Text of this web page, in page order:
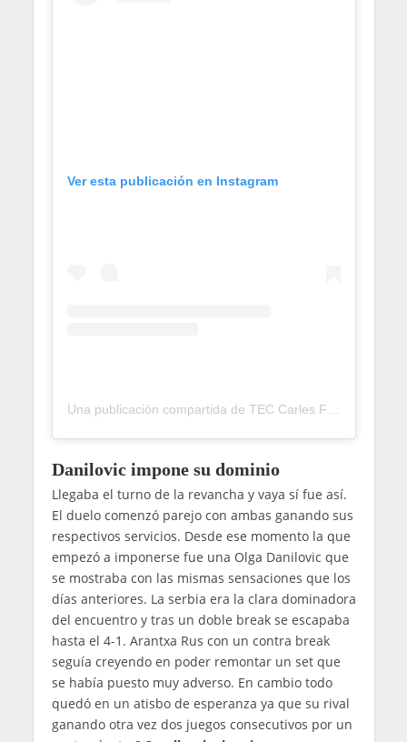
Ver esta publicación en Instagram
Danilovic impone su dominio
Llegaba el turno de la revancha y vaya sí fue así.
El duelo comenzó parejo con ambas ganando sus
respectivos servicios. Desde ese momento la que
empezó a imponerse fue una Olga Danilovic que
se mostraba con las mismas sensaciones que los
días anteriores. La serbia era la clara dominadora
del encuentro y tras un doble break se escapaba
hasta el 4-1. Arantxa Rus con un contra break
seguía creyendo en poder remontar un set que
se había puesto muy adverso. En cambio todo
quedó en un atisbo de esperanza ya que su rival
ganando otra vez dos juegos consecutivos por un